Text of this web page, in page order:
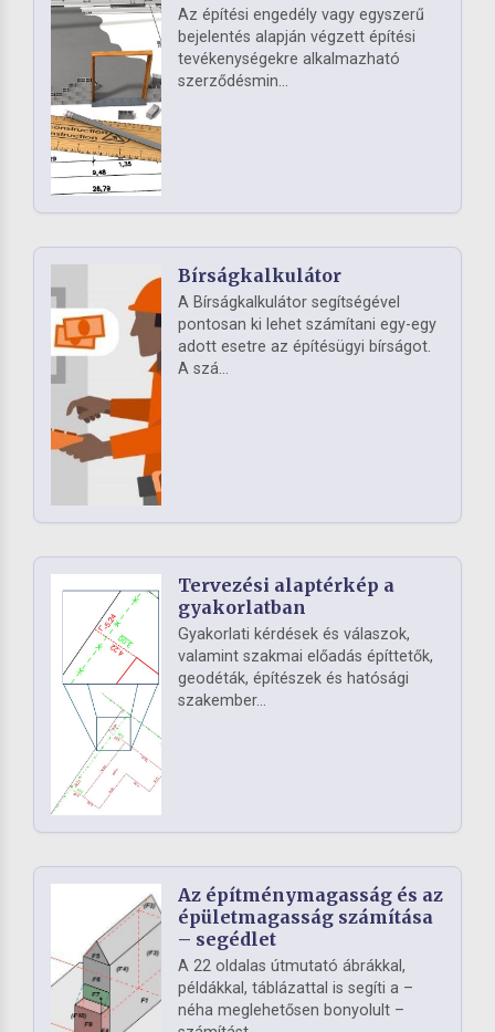
Az építési engedély vagy egyszerű
bejelentés alapján végzett építési
tevékenységekre alkalmazható
szerződésmin...
Bírságkalkulátor
A Bírságkalkulátor segítségével
pontosan ki lehet számítani egy-egy
adott esetre az építésügyi bírságot.
A szá...
Tervezési alaptérkép a
gyakorlatban
Gyakorlati kérdések és válaszok,
valamint szakmai előadás építtetők,
geodéták, építészek és hatósági
szakember...
Az építménymagasság és az
épületmagasság számítása
– segédlet
A 22 oldalas útmutató ábrákkal,
példákkal, táblázattal is segíti a –
néha meglehetősen bonyolult –